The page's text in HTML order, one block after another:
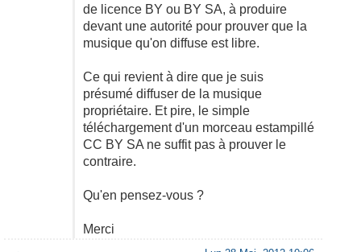
de licence BY ou BY SA, à produire
devant une autorité pour prouver que la
musique qu'on diffuse est libre.
Ce qui revient à dire que je suis
présumé diffuser de la musique
propriétaire. Et pire, le simple
téléchargement d'un morceau estampillé
CC BY SA ne suffit pas à prouver le
contraire.
Qu'en pensez-vous ?
Merci